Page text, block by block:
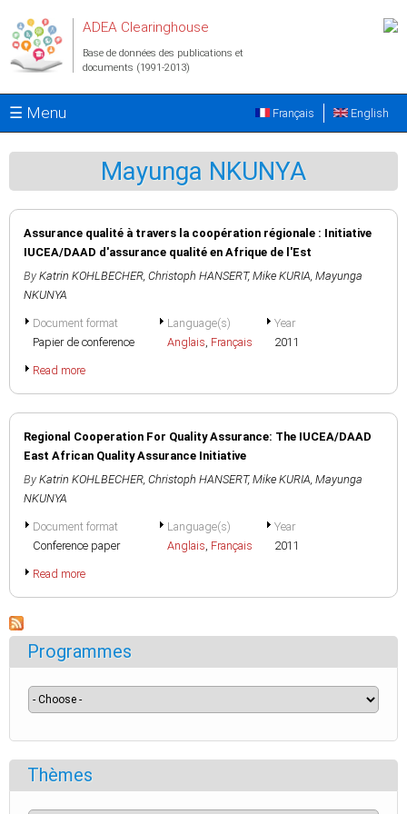
ADEA Clearinghouse
Base de données des publications et
documents (1991-2013)
☰ Menu English
Français
Mayunga NKUNYA
Assurance qualité à travers la coopération régionale : Initiative
IUCEA/DAAD d'assurance qualité en Afrique de l'Est
By Katrin KOHLBECHER, Christoph HANSERT, Mike KURIA, Mayunga
NKUNYA
Document format
Papier de conference
Language(s)
Anglais, Français
Year
2011
Read more
Regional Cooperation For Quality Assurance: The IUCEA/DAAD
East African Quality Assurance Initiative
By Katrin KOHLBECHER, Christoph HANSERT, Mike KURIA, Mayunga
NKUNYA
Document format
Conference paper
Language(s)
Anglais, Français
Year
2011
Read more
Programmes
Thèmes